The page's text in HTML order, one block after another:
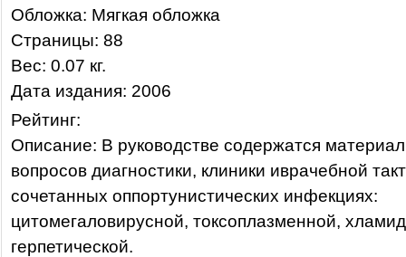
Обложка: Мягкая обложка
Страницы: 88
Вес: 0.07 кг.
Дата издания: 2006
Рейтинг:
Описание: В руководстве содержатся
вопросов диагностики, клиники иврачебной
сочетанных оппортунистических инфекциях:
цитомегаловирусной, токсоплазменной,
герпетической.